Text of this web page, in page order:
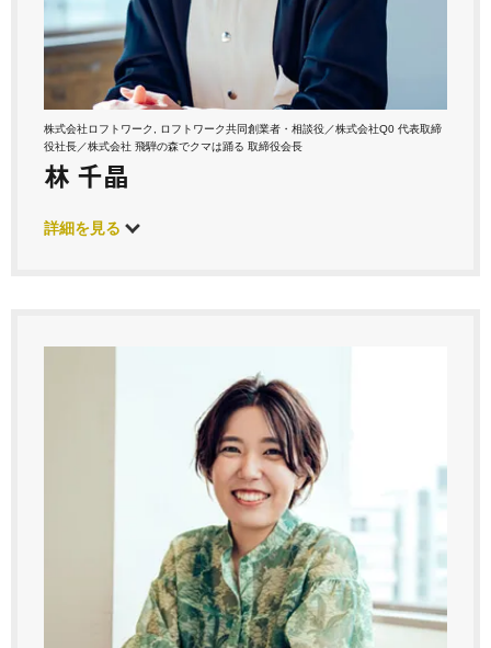
株式会社ロフトワーク, ロフトワーク共同創業者・相談役／株式会社Q0 代表取締
役社長／株式会社 飛騨の森でクマは踊る 取締役会長
林 千晶
詳細を見る